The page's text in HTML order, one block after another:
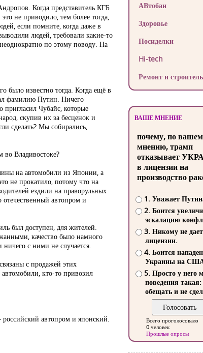
Когда представитель КГБ
не приводило, тем более тогда,
если помните, когда даже в
людей, требовали какие-то
по этому поводу. На
было известно тогда. Когда ещё в
фамилию Путин. Ничего
пригласил Чубайс, которые
скупив их за бесценок и
сделать? Мы собирались,
Владивостоке?
на автомобили из Японии, а
не прокатило, потому что на
ездили на праворульных
автопром и
был доступен, для жителей.
качество было намного
с ними не случается.
с продажей этих
кто-то привозил
автопром и японский.
АВтобан
Здоровье
Посиделки
Hi-tech
Ремонт и
ВАШЕ МНЕНИЕ
почему, по
мнению, трамп
отказывает
в лицензии на
производство
1. Уважает
2. Боится
эскалацию
3. Никому не
лицензии.
4. Боится
Украины на
5. Просто у него
поведения такая:
обещать и не
Всего проголосовало
0 человек
Прошлые опросы